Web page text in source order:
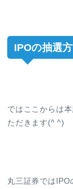
IPOの抽選
ではここからは
ただきます(^ ^)
丸三証券ではIPO